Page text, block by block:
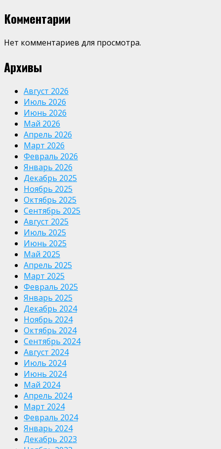
Комментарии
Нет комментариев для просмотра.
Архивы
Август 2026
Июль 2026
Июнь 2026
Май 2026
Апрель 2026
Март 2026
Февраль 2026
Январь 2026
Декабрь 2025
Ноябрь 2025
Октябрь 2025
Сентябрь 2025
Август 2025
Июль 2025
Июнь 2025
Май 2025
Апрель 2025
Март 2025
Февраль 2025
Январь 2025
Декабрь 2024
Ноябрь 2024
Октябрь 2024
Сентябрь 2024
Август 2024
Июль 2024
Июнь 2024
Май 2024
Апрель 2024
Март 2024
Февраль 2024
Январь 2024
Декабрь 2023